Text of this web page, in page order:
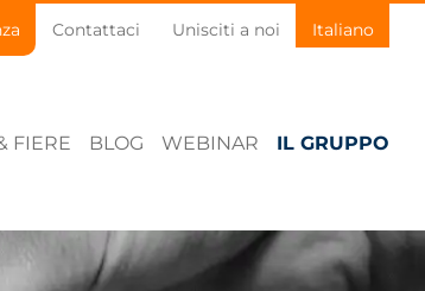
Contattaci Unisciti a noi Italiano
FIERE BLOG WEBINAR IL GRUPPO